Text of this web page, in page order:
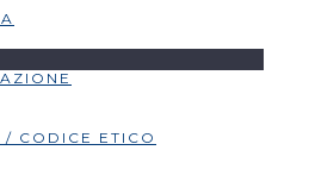
/ CODICE ETICO